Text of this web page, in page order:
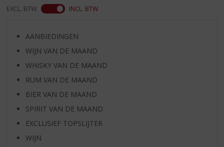
a
EXCL. BTW INCL. BTW
AANBIEDINGEN
WIJN VAN DE MAAND
WHISKY VAN DE MAAND
RUM VAN DE MAAND
BIER VAN DE MAAND
SPIRIT VAN DE MAAND
EXCLUSIEF TOPSLIJTER
WIJN